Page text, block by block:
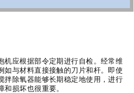
应根据部令定期进行自检。 经常维
与材料直接接触的刀片和杆。
即使
拌除氧器能够长期稳定地使用，进行
损坏也很重要。